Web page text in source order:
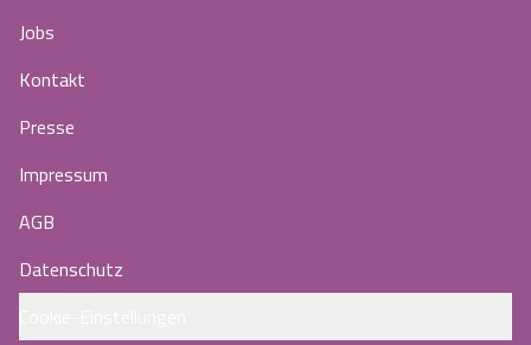
Jobs
Kontakt
Presse
Impressum
AGB
Datenschutz